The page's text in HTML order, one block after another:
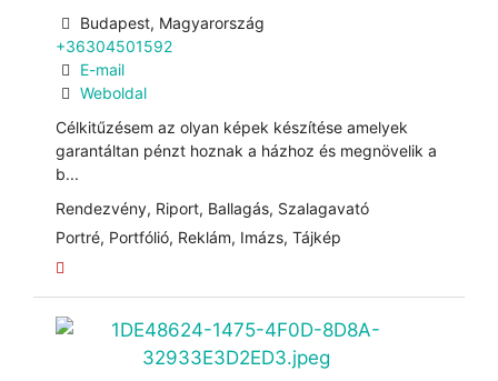
Budapest, Magyarország
+36304501592
E-mail
Weboldal
Célkitűzésem az olyan képek készítése amelyek
garantáltan pénzt hoznak a házhoz és megnövelik a
b...
Rendezvény, Riport, Ballagás, Szalagavató
Portré, Portfólió, Reklám, Imázs, Tájkép